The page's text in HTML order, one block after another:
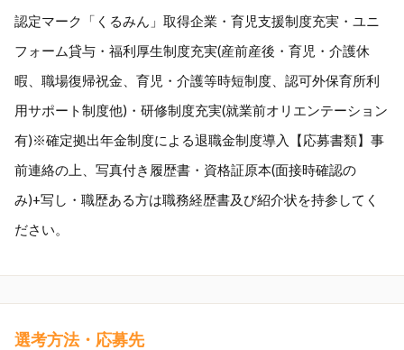
認定マーク「くるみん」取得企業・育児支援制度充実・ユニ
フォーム貸与・福利厚生制度充実(産前産後・育児・介護休
暇、職場復帰祝金、育児・介護等時短制度、認可外保育所利
用サポート制度他)・研修制度充実(就業前オリエンテーション
有)※確定拠出年金制度による退職金制度導入【応募書類】事
前連絡の上、写真付き履歴書・資格証原本(面接時確認の
み)+写し・職歴ある方は職務経歴書及び紹介状を持参してく
ださい。
選考方法・応募先